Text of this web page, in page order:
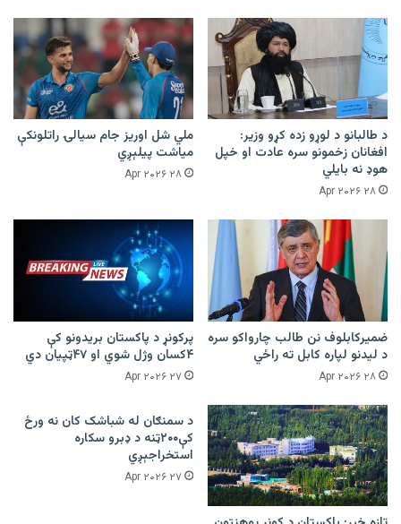
د طالبانو د لوړو زده کړو وزیر:
افغانان زخمونو سره عادت او خپل
هوډ نه بایلي
۲۸ Apr ۲۰۲۶
ملي شل اوریز جام سیالۍ راتلونکې
میاشت پیلېږي
۲۸ Apr ۲۰۲۶
ضمیرکابلوف نن طالب چارواکو سره
د لیدنو لپاره کابل ته راځي
۲۸ Apr ۲۰۲۶
پرکونړ د پاکستان بریدونو کې
۴کسان وژل شوي او ۴۷ټپیان دي
۲۷ Apr ۲۰۲۶
د سمنګان له شباشک کان نه ورځ
کې۲۰۰ټنه د ډبرو سکاره
استخراجېږي
۲۷ Apr ۲۰۲۶